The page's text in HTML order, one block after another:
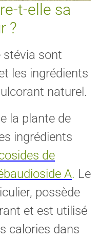
t-elle sa
?
stévia sont
les ingrédients
naturel.
la plante de
ingrédients
de
A. Le
possède
et est utilisé
calories dans